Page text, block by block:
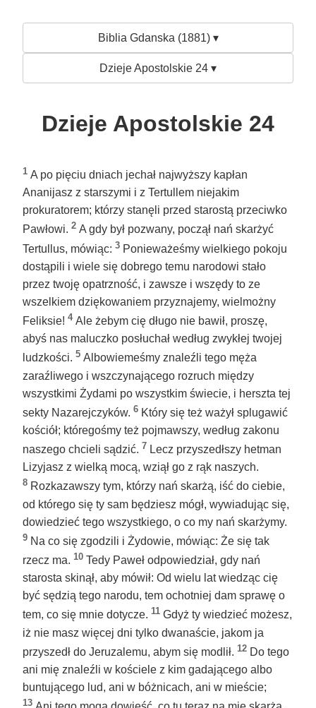
Biblia Gdanska (1881) ▾
Dzieje Apostolskie 24 ▾
Dzieje Apostolskie 24
1 A po pięciu dniach jechał najwyższy kapłan
Ananijasz z starszymi i z Tertullem niejakim
prokuratorem; którzy stanęli przed starostą przeciwko
Pawłowi. 2 A gdy był pozwany, począł nań skarżyć
Tertullus, mówiąc: 3 Ponieważeśmy wielkiego pokoju
dostąpili i wiele się dobrego temu narodowi stało
przez twoję opatrzność, i zawsze i wszędy to ze
wszelkiem dziękowaniem przyznajemy, wielmożny
Feliksie! 4 Ale żebym cię długo nie bawił, proszę,
abyś nas maluczko posłuchał według zwykłej twojej
ludzkości. 5 Albowiemeśmy znaleźli tego męża
zaraźliwego i wszczynającego rozruch między
wszystkimi Żydami po wszystkim świecie, i herszta tej
sekty Nazarejczyków. 6 Który się też ważył splugawić
kościół; któregośmy też pojmawszy, według zakonu
naszego chcieli sądzić. 7 Lecz przyszedłszy hetman
Lizyjasz z wielką mocą, wziął go z rąk naszych.
8 Rozkazawszy tym, którzy nań skarżą, iść do ciebie,
od którego się ty sam będziesz mógł, wywiadując się,
dowiedzieć tego wszystkiego, o co my nań skarżymy.
9 Na co się zgodzili i Żydowie, mówiąc: Że się tak
rzecz ma. 10 Tedy Paweł odpowiedział, gdy nań
starosta skinął, aby mówił: Od wielu lat wiedząc cię
być sędzią tego narodu, tem ochotniej dam sprawę o
tem, co się mnie dotycze. 11 Gdyż ty wiedzieć możesz,
iż nie masz więcej dni tylko dwanaście, jakom ja
przyszedł do Jeruzalemu, abym się modlił. 12 Do tego
ani mię znaleźli w kościele z kim gadającego albo
buntującego lud, ani w bóżnicach, ani w mieście;
13